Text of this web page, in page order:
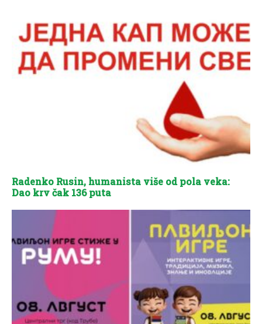
Radenko Rusin, humanista više od pola veka:
Dao krv čak 136 puta